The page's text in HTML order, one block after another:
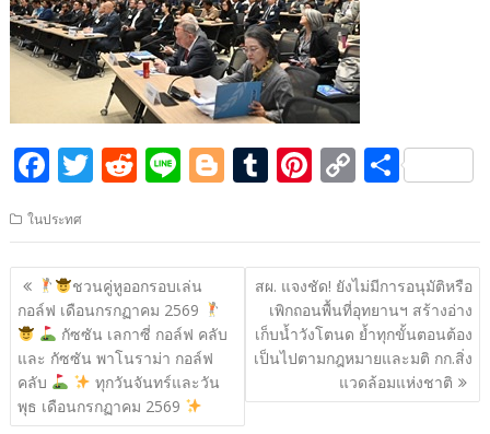
F
ac
e
b
o
o
k
T
w
itt
er
R
e
d
di
t
Li
n
e
Bl
o
g
g
er
T
u
m
bl
r
Pi
nt
er
e
st
C
o
p
y
Li
n
k
S
h
ar
e
ในประทศ
แนะแนว
เรื่อง
ชวนคู่หูออกรอบเล่น
กอล์ฟ เดือนกรกฏาคม 2569
กัซซัน เลกาซี่ กอล์ฟ คลับ
และ กัซซัน พาโนราม่า กอล์ฟ
คลับ
ทุกวันจันทร์และวัน
พุธ เดือนกรกฏาคม 2569
สผ. แจงชัด! ยังไม่มีการอนุมัติหรือ
เพิกถอนพื้นที่อุทยานฯ สร้างอ่าง
เก็บน้ำวังโตนด ย้ำทุกขั้นตอนต้อง
เป็นไปตามกฎหมายและมติ กก.สิ่ง
แวดล้อมแห่งชาติ